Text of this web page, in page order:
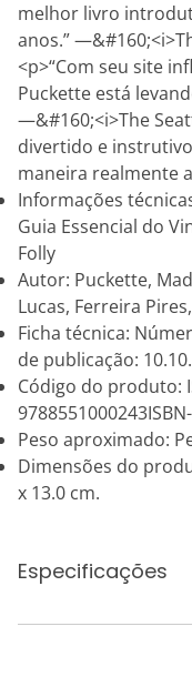
melhor livro
anos.”
<p>“Com seu site
Puckette está
—&#160;<i>The
divertido e
maneira realmente
Informações
Guia Essencial do
Folly
Autor: Puckette,
Lucas, Ferreira
Ficha técnica:
de publicação:
Código do produto:
Peso aproximado:
Dimensões do
x 13.0 cm.
Especificações